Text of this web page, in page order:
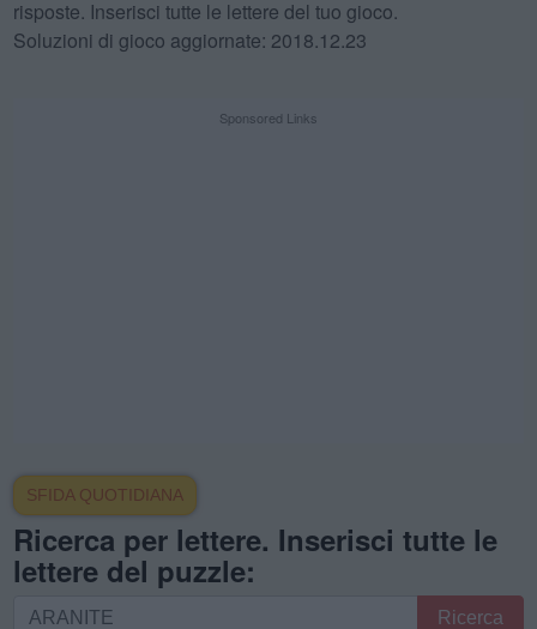
risposte. Inserisci tutte le lettere del tuo gioco.
Soluzioni di gioco aggiornate: 2018.12.23
Sponsored Links
SFIDA QUOTIDIANA
Ricerca per lettere. Inserisci tutte le
lettere del puzzle:
Ricerca
Ricerca